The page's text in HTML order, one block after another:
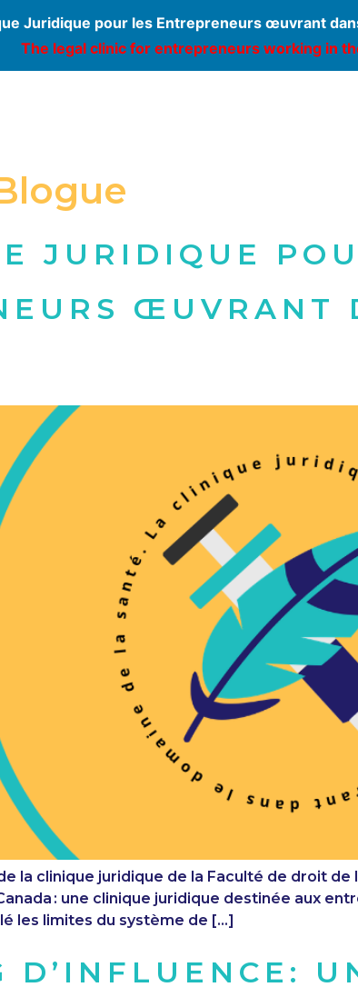
Juridique pour les Entrepreneurs œuvrant
The legal clinic for entrepreneurs working in
JURIDIQUE
ŒUVRANT
la clinique juridique de la Faculté de droit
: une clinique juridique destinée aux
les limites du système de […]
D’INFLUENCE: